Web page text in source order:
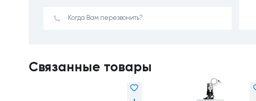
Связанные товары